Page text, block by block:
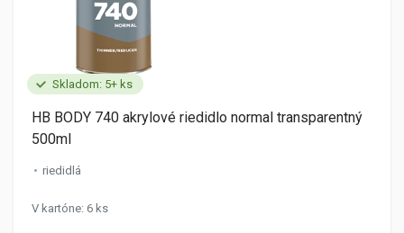
Skladom: 5+ ks
HB BODY 740 akrylové riedidlo normal transparentný
500ml
riedidlá
V kartóne: 6 ks